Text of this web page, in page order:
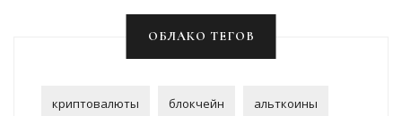
ОБЛАКО ТЕГОВ
криптовалюты блокчейн альткоины